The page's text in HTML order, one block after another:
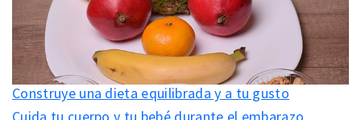
Construye una dieta equilibrada y a tu gusto